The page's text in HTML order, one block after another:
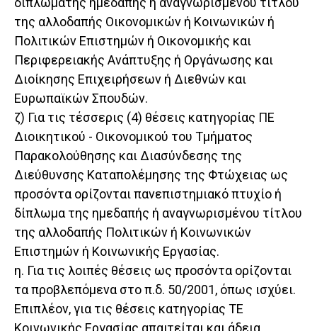
της αλλοδαπής Οικονομικών ή Κοινωνικών ή
Πολιτικών Επιστημών ή Οικονομικής και
Περιφερειακής Ανάπτυξης ή Οργάνωσης και
Διοίκησης Επιχειρήσεων ή Διεθνών και
Ευρωπαϊκών Σπουδών.
ζ) Για τις τέσσερις (4) θέσεις κατηγορίας ΠΕ
Διοικητικού - Οικονομικού του Τμήματος
Παρακολούθησης και Διασύνδεσης της
Διεύθυνσης Καταπολέμησης της Φτώχειας ως
προσόντα ορίζονται πανεπιστημιακό πτυχίο ή
δίπλωμα της ημεδαπής ή αναγνωρισμένου τίτλου
της αλλοδαπής Πολιτικών ή Κοινωνικών
Επιστημών ή Κοινωνικής Εργασίας.
η. Για τις λοιπές θέσεις ως προσόντα ορίζονται
τα προβλεπόμενα στο π.δ. 50/2001, όπως ισχύει.
Επιπλέον, για τις θέσεις κατηγορίας TE
Κοινωνικής Εργασίας απαιτείται και άδεια